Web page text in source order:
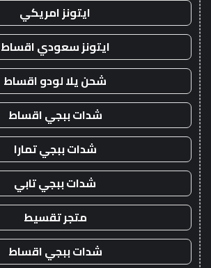
ايتونز امريكي
ايتونز سعودي اقساط
شحن يلا لودو اقساط
شدات ببجي اقساط
شدات ببجي تمارا
شدات ببجي تابي
متجر تقسيط
شدات ببجي اقساط